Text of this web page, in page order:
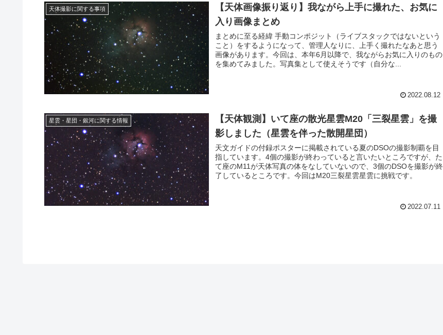
天体撮影に関する事項
【天体画像振り返り】我ながら上手に撮れた、お気に
入り画像まとめ
まとめに至る経緯 手動コンポジット（ライブスタックではないという
こと）をするようになって、管理人なりに、上手く撮れたなあと思う
画像があります。今回は、本年6月以降で、我ながらお気に入りのもの
を集めてみました。写真集として使えそうです（自分な...
2022.08.12
星雲・星団・銀河に関する情報
【天体観測】いて座の散光星雲M20「三裂星雲」を撮
影しました（星雲を伴った散開星団）
天文ガイドの付録ポスターに掲載されている夏のDSOの撮影制覇を目
指しています。4個の撮影が終わっていると言いたいところですが、た
て座のM11が天体写真の体をなしていないので、3個のDSOを撮影が終
了しているところです。今回はM20三裂星雲星雲に挑戦です。
2022.07.11